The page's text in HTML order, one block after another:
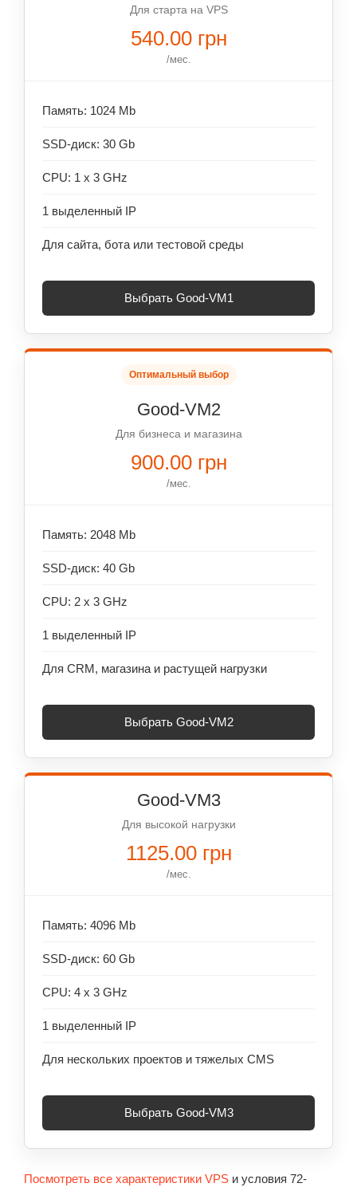
Для старта на VPS
540.00 грн
/мес.
Память: 1024 Mb
SSD-диск: 30 Gb
CPU: 1 x 3 GHz
1 выделенный IP
Для сайта, бота или тестовой среды
Выбрать Good-VM1
Оптимальный выбор
Good-VM2
Для бизнеса и магазина
900.00 грн
/мес.
Память: 2048 Mb
SSD-диск: 40 Gb
CPU: 2 x 3 GHz
1 выделенный IP
Для CRM, магазина и растущей нагрузки
Выбрать Good-VM2
Good-VM3
Для высокой нагрузки
1125.00 грн
/мес.
Память: 4096 Mb
SSD-диск: 60 Gb
CPU: 4 x 3 GHz
1 выделенный IP
Для нескольких проектов и тяжелых CMS
Выбрать Good-VM3
Посмотреть все характеристики VPS и условия 72-